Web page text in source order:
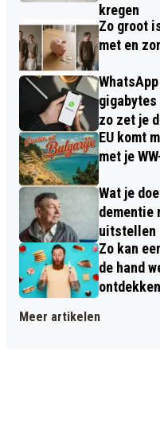
kregen
Zo groot
met en
gigabytes
zo zet je
EU komt
met je
Wat je
dementie
uitstellen
Zo kan
de hand
Meer artikelen